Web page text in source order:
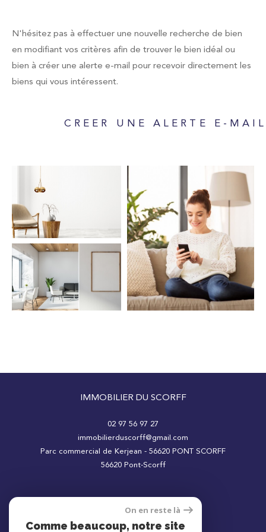
N'hésitez pas à effectuer une nouvelle recherche de bien
en modifiant vos critères afin de trouver le bien idéal ou
bien à créer une alerte e-mail pour recevoir directement les
biens qui vous intéressent.
CREER UNE ALERTE E-
IMMOBILIER DU SCORFF
02 97 56 97 27
immobilierduscorff@gmail.com
Parc commercial de Kerjean - 56620 PONT SCORFF
56620
Pont-Scorff
Adhérents
On en reste là
Comme beaucoup, notre site
Budget
Pièces
1 3
Localisation
AFFINER LES CRITÈRES